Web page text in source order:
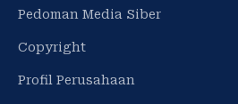
Pedoman Media Siber
Copyright
Profil Perusahaan